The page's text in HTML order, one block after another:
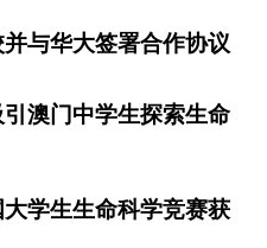
与华大签署合作协议
澳门中学生探索生命
学生生命科学竞赛获